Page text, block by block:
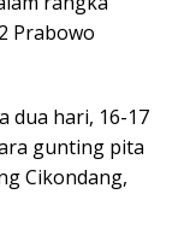
Prabowo
dua hari, 16-17
gunting pita
Cikondang,